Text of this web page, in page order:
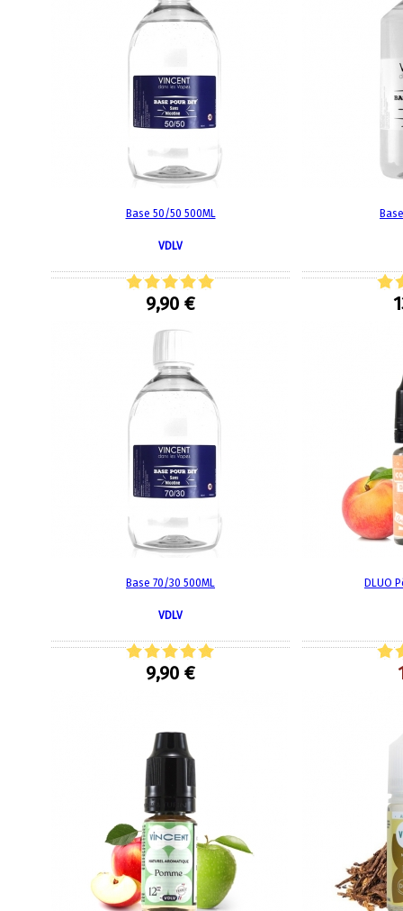
Base 50/50 500ML
VDLV
9,90 €
Base 70/30 500ML
VDLV
9,90 €
DLUO